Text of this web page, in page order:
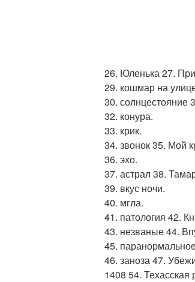
26. Юленька 27.
29. кошмар на
30. солнцестояние
32. конура.
33. крик.
34. звонок 35. Мой
36. эхо.
37. астрал 38.
39. вкус ночи.
40. мгла.
41. патология 42.
43. незваные 44.
45.
46. заноза 47.
1408 54.